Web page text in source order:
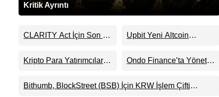
Kritik Ayrıntı
CLARITY Act İçin Son 24
Kripto Para Piyasasının
Beklentisini Bozabilir
Upbit Yeni Altcoin
KRW, BTC ve USDT
Kripto Para Yatırımcıları
Hedef Alınıyor?
Ondo Finance’ta Yönetim
Milyarlarca Dolarlık
Tokenizasyon Devinin
Bithumb, BlockStreet (BSB) İçin KRW İşlem Çifti